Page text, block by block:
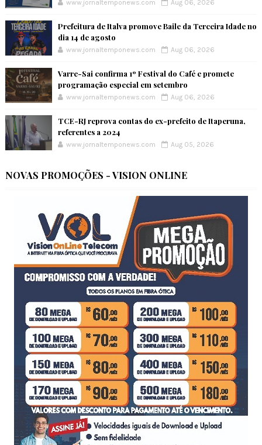
www.jornaltemponews.com Aug 06, 2026
Prefeitura de Italva promove Baile da Terceira Idade no
dia 14 de agosto
www.jornaltemponews.com Aug 06, 2026
Varre-Sai confirma 1º Festival do Café e promete
programação especial em setembro
www.jornaltemponews.com Aug 06, 2026
TCE-RJ reprova contas do ex-prefeito de Itaperuna,
referentes a 2024
www.jornaltemponews.com Aug 05, 2026
NOVAS PROMOÇÕES - VISION ONLINE